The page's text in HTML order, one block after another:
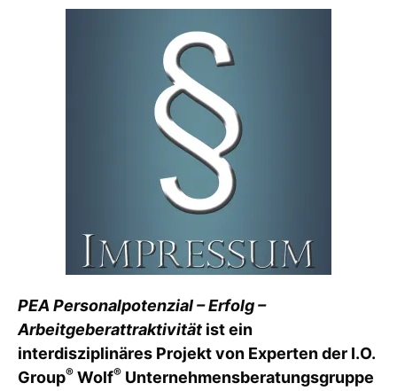
PEA Personalpotenzial – Erfolg –
Arbeitgeberattraktivität ist ein
interdisziplinäres Projekt von Experten der I.O.
Group® Wolf® Unternehmensberatungsgruppe